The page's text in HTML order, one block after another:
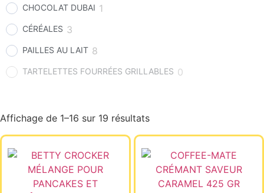
CHOCOLAT DUBAI 1
CÉRÉALES 3
PAILLES AU LAIT 8
TARTELETTES FOURRÉES GRILLABLES 0
Affichage de 1–16 sur 19 résultats